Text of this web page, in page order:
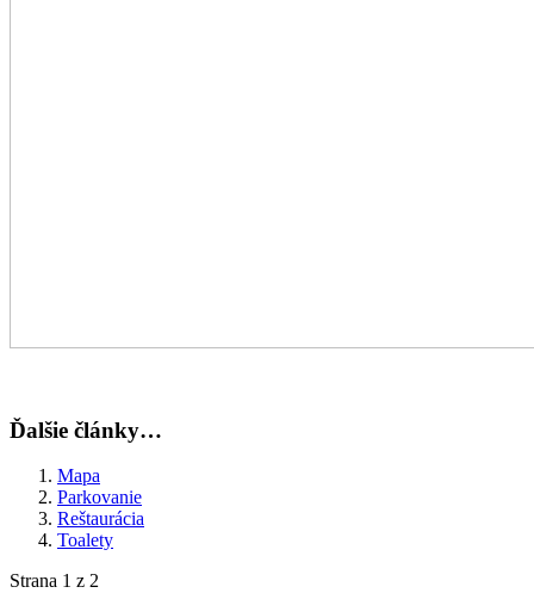
Ďalšie články…
Mapa
Parkovanie
Reštaurácia
Toalety
Strana 1 z 2